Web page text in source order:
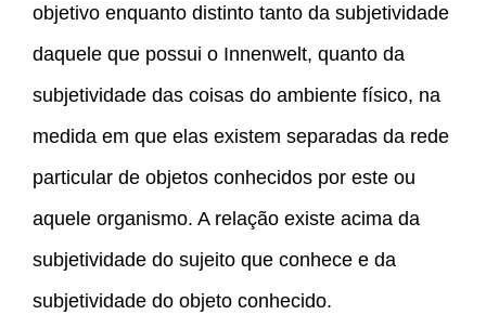
objetivo enquanto distinto tanto da subjetividade
daquele que possui o Innenwelt, quanto da
subjetividade das coisas do ambiente físico, na
medida em que elas existem separadas da rede
particular de objetos conhecidos por este ou
aquele organismo. A relação existe acima da
subjetividade do sujeito que conhece e da
subjetividade do objeto conhecido.